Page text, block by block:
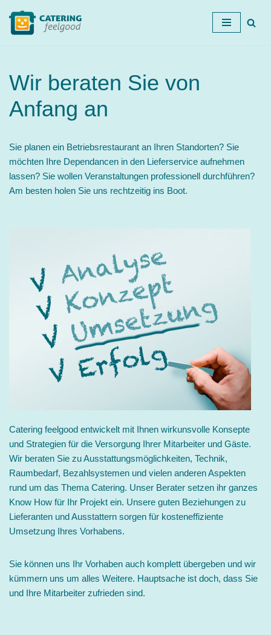
Zum
Wir beraten Sie von
Anfang an
Sie planen ein Betriebsrestaurant an Ihren Standorten? Sie
möchten Ihre Dependancen in den Lieferservice aufnehmen
lassen? Sie wollen Veranstaltungen professionell durchführen?
Am besten holen Sie uns rechtzeitig ins Boot.
Catering feelgood entwickelt mit Ihnen wirkunsvolle Konsepte
und Strategien für die Versorgung Ihrer Mitarbeiter und Gäste.
Wir beraten Sie zu Ausstattungsmöglichkeiten, Technik,
Raumbedarf, Bezahlsystemen und vielen anderen Aspekten
rund um das Thema Catering. Unser Berater setzen ihr ganzes
Know How für Ihr Projekt ein. Unsere guten Beziehungen zu
Lieferanten und Ausstattern sorgen für kosteneffiziente
Umsetzung Ihres Vorhabens.
Sie können uns Ihr Vorhaben auch komplett übergeben und wir
kümmern uns um alles Weitere. Hauptsache ist doch, dass Sie
und Ihre Mitarbeiter zufrieden sind.